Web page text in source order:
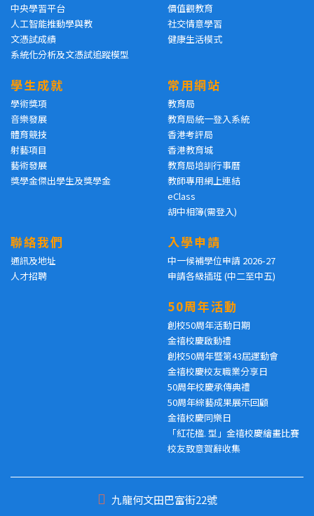
中央學習平台
人工智能推動學與教
文憑試成績
系統化分析及文憑試追蹤模型
價值觀教育
社交情意學習
健康生活模式
學生成就
學術獎項
音樂發展
體育競技
射藝項目
藝術發展
獎學金傑出學生及獎學金
常用網站
教育局
教育局統一登入系統
香港考評局
香港教育城
教育局培訓行事曆
教師專用網上連結
eClass
胡中相簿(需登入)
聯絡我們
通訊及地址
人才招聘
入學申請
中一候補學位申請 2026-27
申請各級插班 (中二至中五)
50周年活動
創校50周年活動日期
金禧校慶啟動禮
創校50周年暨第43屆運動會
金禧校慶校友職業分享日
50周年校慶承傳典禮
50周年綜藝成果展示回顧
金禧校慶同樂日
「紅花楹. 型」金禧校慶繪畫比賽
校友致意賀辭收集
九龍何文田巴富街22號